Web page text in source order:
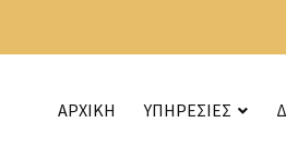
ΑΡΧΙΚΗ ΥΠΗΡΕΣΙΕΣ